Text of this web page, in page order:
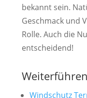
bekannt sein.
Geschmack und
Rolle. Auch die
entscheidend!
Windschutz